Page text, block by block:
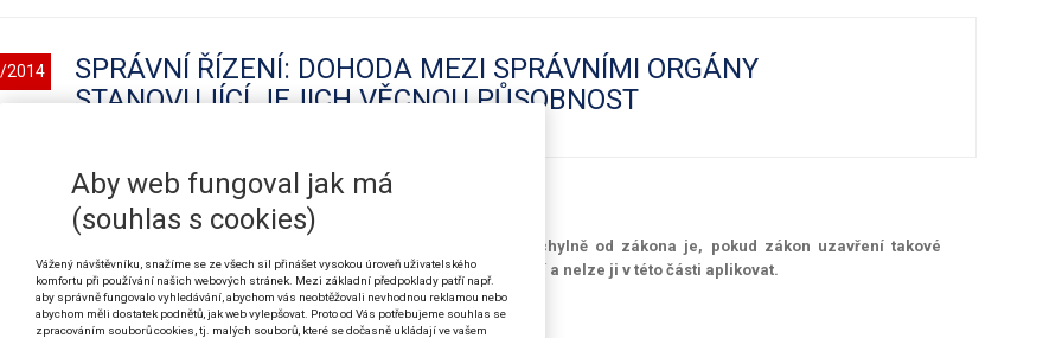
2014
SPRÁVNÍ ŘÍZENÍ: DOHODA MEZI SPRÁVNÍMI ORGÁNY
STANOVUJÍCÍ JEJICH VĚCNOU PŮSOBNOST
1 Ústavy
mezi správními orgány stanovující jejich věcnou působnost odchylně od zákona je, pokud zákon uzavření takové
výslovně nepředpokládá, s ohledem na čl. 79 odst. 1 Ústavy protiústavní a nelze ji v této části aplikovat.
Nejvyššího správního soudu ze dne 29. 4. 2014, čj. 6 Ads 30/2013-53)
Aby web fungoval jak má
(souhlas s cookies)
Vážený návštěvníku, snažíme se ze všech sil přinášet vysokou úroveň uživatelského
komfortu při používání našich webových stránek. Mezi základní předpoklady patří např.
aby správně fungovalo vyhledávání, abychom vás neobtěžovali nevhodnou reklamou nebo
abychom měli dostatek podnětů, jak web vylepšovat. Proto od Vás potřebujeme souhlas se
zpracováním souborů cookies, tj. malých souborů, které se dočasně ukládají ve vašem